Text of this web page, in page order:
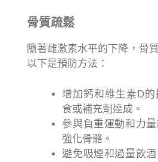
骨質疏鬆
隨著雌激素水平的下降，骨
以下是預防方法：
增加鈣和維生素D
食或補充劑達成。
參與負重運動和力
強化骨骼。
避免吸煙和過量飲